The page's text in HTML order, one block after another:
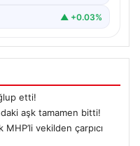
▲ +0.03%
etti!
aşk tamamen bitti!
vekilden çarpıcı